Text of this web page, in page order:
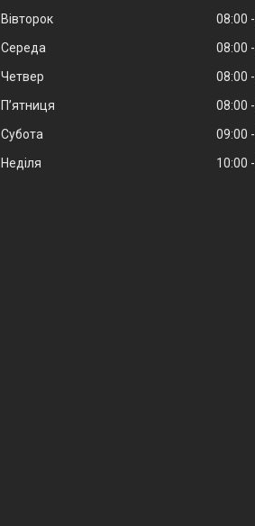
Вівторок
08:00
Середа
08:00
Четвер
08:00
Пʼятниця
08:00
Субота
09:00
Неділя
10:00